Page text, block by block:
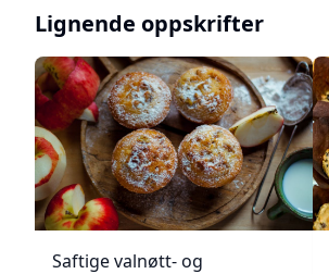
Lignende oppskrifter
Saftige valnøtt- og